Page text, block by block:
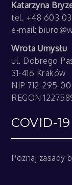
Katarzyna
tel. +48 603
e-mail:
Wrota Umysłu
ul. Dobrego
31-416 Kraków
NIP 712-295-
REGON
COVID-19
Poznaj zasady